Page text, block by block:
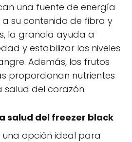
una fuente de energía
su contenido de fibra y
la granola ayuda a
y estabilizar los niveles
Además, los frutos
proporcionan nutrientes
salud del corazón.
salud del freezer black
una opción ideal para